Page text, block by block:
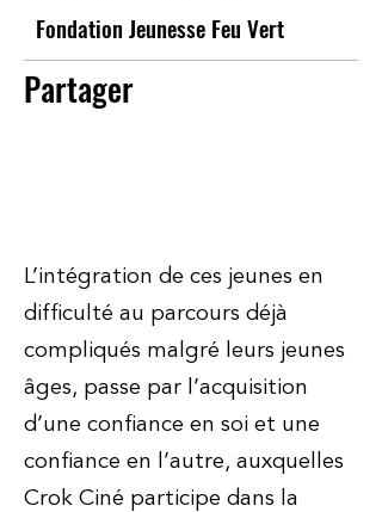
Fondation Jeunesse Feu Vert
Partager
L’intégration de ces jeunes en
difficulté au parcours déjà
compliqués malgré leurs jeunes
âges, passe par l’acquisition
d’une confiance en soi et une
confiance en l’autre, auxquelles
Crok Ciné participe dans la